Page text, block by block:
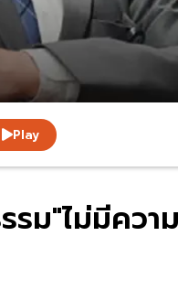
Play
รม"ไม่มีคว